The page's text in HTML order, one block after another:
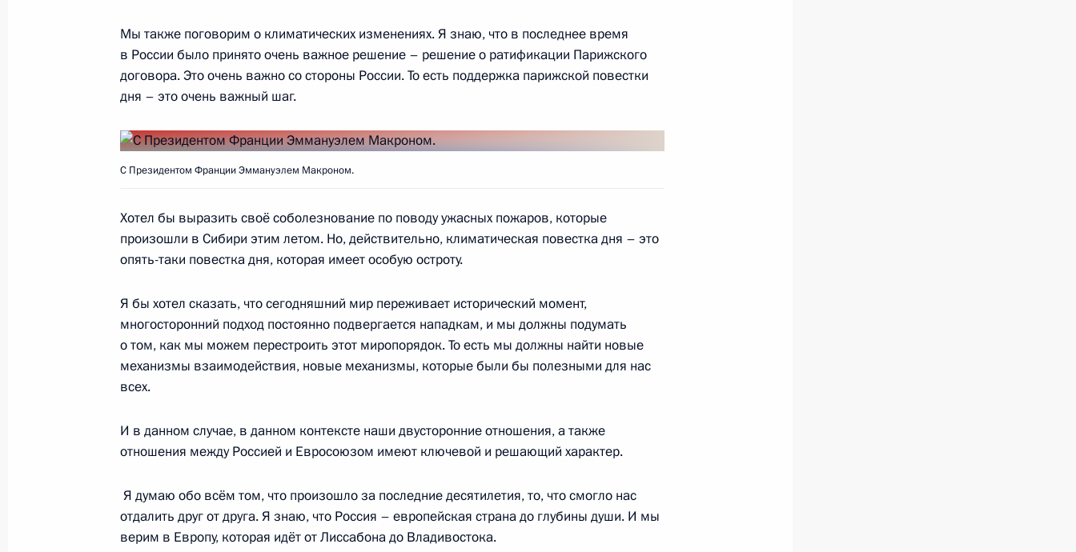
Президент встретился с будущими учащимися Академии
хореографии Севастополя
13 августа 2019 года, 21:40 Севастополь
7
13 августа 2019 года, 20:00 Республика Крым
12 августа 2019 года, понедельник
Утверждён новый состав Совета по русскому языку
12 августа 2019 года, 15:00
Показать предыдущие материалы
Мы также поговорим о климатических изменениях. Я знаю, что в последнее время
в России было принято очень важное решение – решение о ратификации Парижского
договора. Это очень важно со стороны России. То есть поддержка парижской повестки
дня – это очень важный шаг.
С Президентом Франции Эммануэлем Макроном.
Хотел бы выразить своё соболезнование по поводу ужасных пожаров, которые
произошли в Сибири этим летом. Но, действительно, климатическая повестка дня – это
опять-таки повестка дня, которая имеет особую остроту.
Я бы хотел сказать, что сегодняшний мир переживает исторический момент,
многосторонний подход постоянно подвергается нападкам, и мы должны подумать
о том, как мы можем перестроить этот миропорядок. То есть мы должны найти новые
механизмы взаимодействия, новые механизмы, которые были бы полезными для нас
всех.
И в данном случае, в данном контексте наши двусторонние отношения, а также
отношения между Россией и Евросоюзом имеют ключевой и решающий характер.
Я думаю обо всём том, что произошло за последние десятилетия, то, что смогло нас
отдалить друг от друга. Я знаю, что Россия – европейская страна до глубины души. И мы
верим в Европу, которая идёт от Лиссабона до Владивостока.